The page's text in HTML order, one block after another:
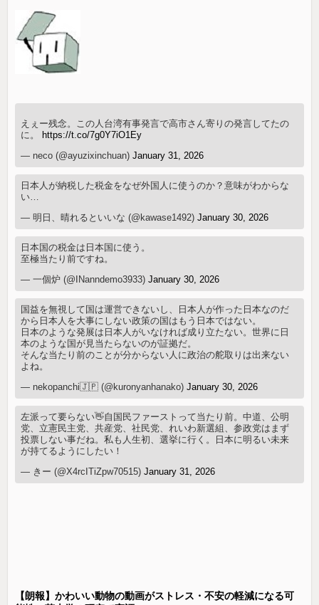
えぇー残念。この人台湾有事発言で高市さん寄りの発言してたの
に。 https://t.co/7g0Y7iO1Ey
— neco (@ayuzixinchuan)January 31, 2026
日本人が納税した税金をなぜ外国人に使うのか？意味がわからな
い…
— 明日、晴れるといいな (@kawase1492)January 30, 2026
日本国の税金は日本国に使う。
至極当たり前ですね。
— 一個炉 (@INanndemo3933)January 30, 2026
国益を無視して国は運営できないし、日本人が作った日本なのだ
から日本人を大事にしない政策の国はもう日本ではない。
日本のような発展は日本人がいなければ成り立たない。世界に日
本のような国が見当たらないのが証拠だ。
そんな当たり前のことが分からない人に政治の舵取りは出来ない
よね。
— nekopanchi🇯🇵 (@kuronyanhanako)January 30, 2026
左派って要らない👋自国民ファーストって当たり前。中道、公明
党、立憲民主党、共産党、社民党、れいわ新選組、参政党はまず
投票しない事だね。私も人生初、選挙に行く。日本に明るい未来
が持てるようにしたい！
— きー (@X4rcITiZpw70515)January 31, 2026
【朗報】かわいい動物の動画がストレス・不安の軽減になる可